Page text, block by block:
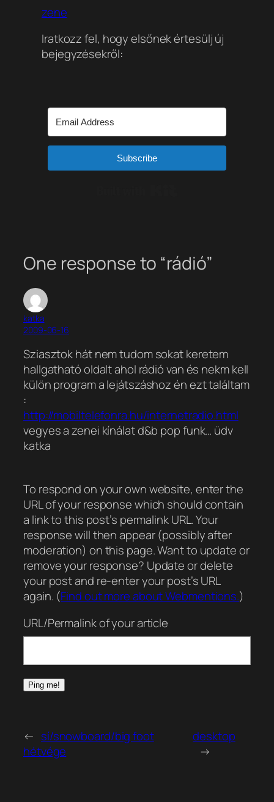
zene
Iratkozz fel, hogy elsőnek értesülj új
bejegyzésekről:
Subscribe
One response to “rádió”
katka
2009-06-16
Sziasztok hát nem tudom sokat keretem
hallgatható oldalt ahol rádió van és nekm kell
külön program a lejátszáshoz én ezt találtam
:
http://mobiltelefonra.hu/internetradio.html
vegyes a zenei kínálat d&b pop funk… üdv
katka
To respond on your own website, enter the
URL of your response which should contain
a link to this post’s permalink URL. Your
response will then appear (possibly after
moderation) on this page. Want to update or
remove your response? Update or delete
your post and re-enter your post’s URL
again. (Find out more about Webmentions.)
URL/Permalink of your article
← sí/snowboard/big foot
hétvége
desktop
→